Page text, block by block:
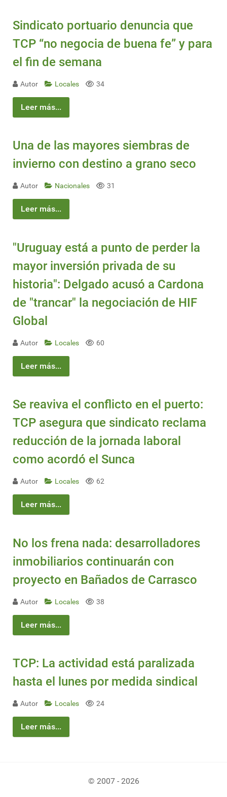
Sindicato portuario denuncia que
TCP “no negocia de buena fe” y para
el fin de semana
Autor Locales 34
Leer más...
Una de las mayores siembras de
invierno con destino a grano seco
Autor Nacionales 31
Leer más...
"Uruguay está a punto de perder la
mayor inversión privada de su
historia": Delgado acusó a Cardona
de "trancar" la negociación de HIF
Global
Autor Locales 60
Leer más...
Se reaviva el conflicto en el puerto:
TCP asegura que sindicato reclama
reducción de la jornada laboral
como acordó el Sunca
Autor Locales 62
Leer más...
No los frena nada: desarrolladores
inmobiliarios continuarán con
proyecto en Bañados de Carrasco
Autor Locales 38
Leer más...
TCP: La actividad está paralizada
hasta el lunes por medida sindical
Autor Locales 24
Leer más...
© 2007 - 2026